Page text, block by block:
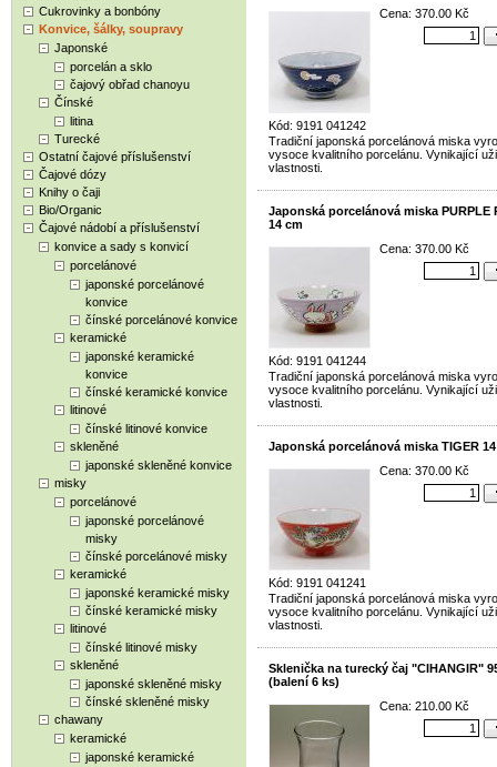
Cukrovinky a bonbóny
Konvice, šálky, soupravy
Japonské
porcelán a sklo
čajový obřad chanoyu
Čínské
litina
Turecké
Ostatní čajové příslušenství
Čajové dózy
Knihy o čaji
Bio/Organic
Čajové nádobí a příslušenství
konvice a sady s konvicí
porcelánové
japonské porcelánové
konvice
čínské porcelánové konvice
keramické
japonské keramické
konvice
čínské keramické konvice
litinové
čínské litinové konvice
skleněné
japonské skleněné konvice
misky
porcelánové
japonské porcelánové
misky
čínské porcelánové misky
keramické
japonské keramické misky
čínské keramické misky
litinové
čínské litinové misky
skleněné
japonské skleněné misky
čínské skleněné misky
chawany
keramické
japonské keramické
Kód: 9191 041242
Cena: 370.00 Kč
Tradiční japonská porcelánová miska
vysoce kvalitního porcelánu. Vynikající
vlastnosti.
Japonská porcelánová miska PURPLE
14 cm
Kód: 9191 041244
Cena: 370.00 Kč
Tradiční japonská porcelánová miska
vysoce kvalitního porcelánu. Vynikající
vlastnosti.
Japonská porcelánová miska TIGER
Kód: 9191 041241
Cena: 370.00 Kč
Tradiční japonská porcelánová miska
vysoce kvalitního porcelánu. Vynikající
vlastnosti.
Sklenička na turecký čaj "CIHANGIR"
(balení 6 ks)
Cena: 210.00 Kč